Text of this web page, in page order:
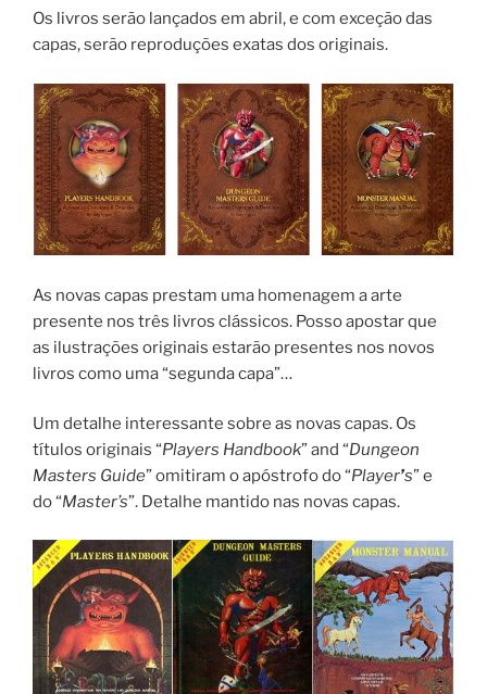
Os livros serão lançados em abril, e com exceção das
capas, serão reproduções exatas dos originais.
As novas capas prestam uma homenagem a arte
presente nos três livros clássicos. Posso apostar que
as ilustrações originais estarão presentes nos novos
livros como uma “segunda capa”…
Um detalhe interessante sobre as novas capas. Os
títulos originais “Players Handbook” and “Dungeon
Masters Guide” omitiram o apóstrofo do “Player’s” e
do “Master’s”. Detalhe mantido nas novas capas.